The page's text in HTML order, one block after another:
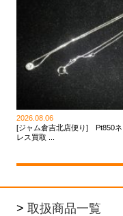
2026.08.06
[ジャム倉吉北店便り] Pt850ネ
レス買取 ...
> 取扱商品一覧